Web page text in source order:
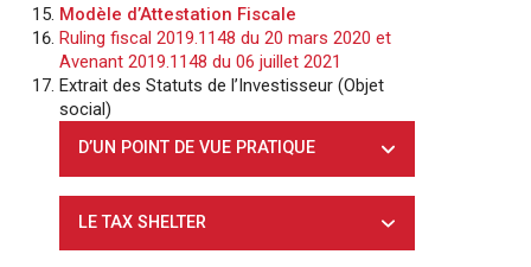
Modèle d’Attestation Fiscale
Ruling fiscal 2019.1148 du 20 mars 2020 et
Avenant 2019.1148 du 06 juillet 2021
Extrait des Statuts de l’Investisseur (Objet
social)
D’UN POINT DE VUE PRATIQUE
LE TAX SHELTER